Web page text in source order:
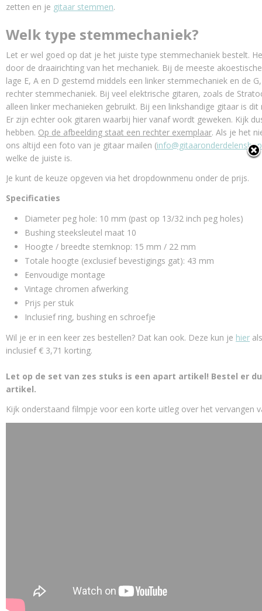
zetten en je gitaar stemmen.
Welk type stemmechaniek?
Let er wel goed op dat je het juiste type stemmechaniek bestelt.
door de draairichting van het mechaniek. Bij de meeste
lage E, A en D gestemd middels een linker stemmechaniek en de
rechter stemmechaniek. Bij veel elektrische gitaren, zoals de
alleen linker mechanieken gebruikt. Bij een linkshandige gitaar is
Er zijn echter ook gitaren waarbij hier vanaf wordt geweken. Kijk
hebben. Op de afbeelding staat een rechter exemplaar. Als je het
ons altijd een foto van je gitaar mailen (
welke de juiste is.
Je kunt de keuze opgeven via het dropdownmenu onder de prijs.
Specificaties
Diameter peg hole: 10 mm (past op 13/32 inch peg holes)
Bushing steeksleutel maat 10
Hoogte / breedte stemknop: 15 mm / 22 mm
Totale hoogte (exclusief bevestigings gat): 43 mm
Eenvoudige montage
Vintage chromen afwerking
Prijs per stuk
Inclusief ring, bushing en schroefje
Wil je er in een keer zes bestellen? Dat kan ook. Deze kun je hier
inclusief € 3,71 korting.
Let op de set van zes stuks is een apart artikel! Bestel er
artikel.
Kijk onderstaand filmpje voor een korte uitleg over het vervangen